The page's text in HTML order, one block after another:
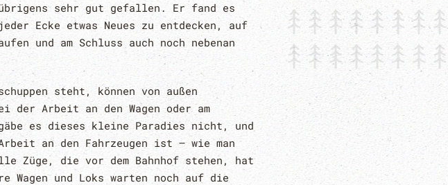
sehr gut gefallen. Er fand es
Ecke etwas Neues zu entdecken, auf
und am Schluss auch noch nebenan
steht, können von außen
Arbeit an den Wagen oder am
es dieses kleine Paradies nicht, und
an den Fahrzeugen ist – wie man
Züge, die vor dem Bahnhof stehen, hat
und Loks warten noch auf die